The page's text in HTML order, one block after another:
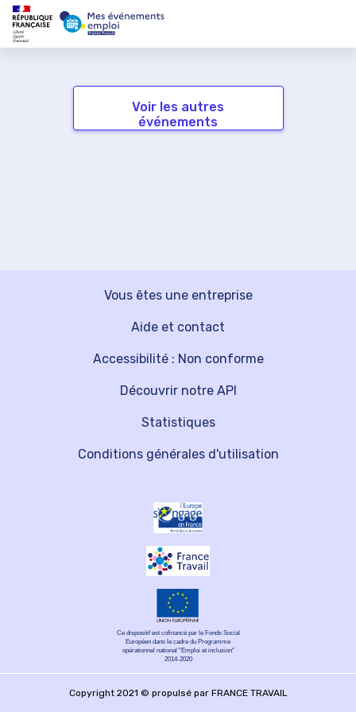
Voir les autres
événements
Vous êtes une entreprise
Découvrir notre API
Aide et contact
Statistiques
Accessibilité : Non conforme
Conditions générales d'utilisation
Ce dispositif est cofinancé par le Fonds Social
Européen dans le cadre du Programme
opérationnel national "Emploi et inclusion"
2014-2020
Copyright 2021 © propulsé par FRANCE TRAVAIL